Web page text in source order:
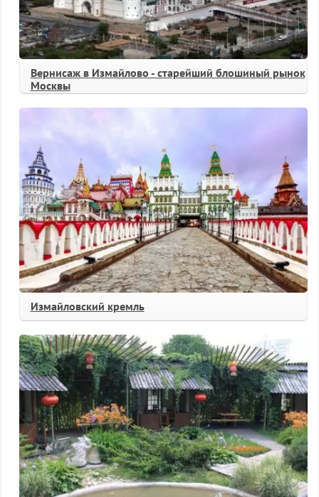
Вернисаж в Измайлово - старейший блошиный рынок
Москвы
Измайловский кремль